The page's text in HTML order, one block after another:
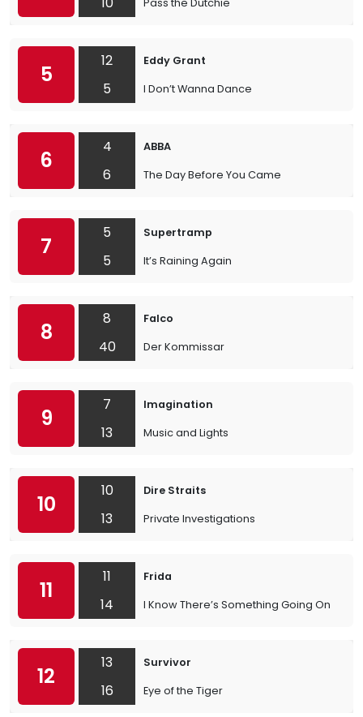
Pass the Dutchie
5
12
5
Eddy Grant
I Don’t Wanna Dance
6
4
6
ABBA
The Day Before You Came
7
5
5
Supertramp
It’s Raining Again
8
8
40
Falco
Der Kommissar
9
7
13
Imagination
Music and Lights
10
10
13
Dire Straits
Private Investigations
11
11
14
Frida
I Know There’s Something Going On
12
13
16
Survivor
Eye of the Tiger